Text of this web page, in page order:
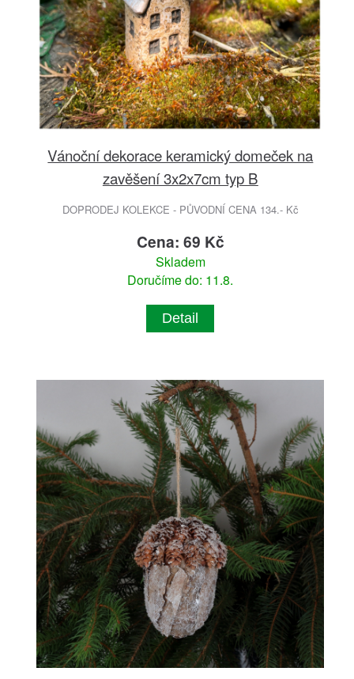
Vánoční dekorace keramický domeček na
zavěšení 3x2x7cm typ B
DOPRODEJ KOLEKCE - PŮVODNÍ CENA 134.- Kč
Cena: 69 Kč
Skladem
Doručíme do: 11.8.
Detail